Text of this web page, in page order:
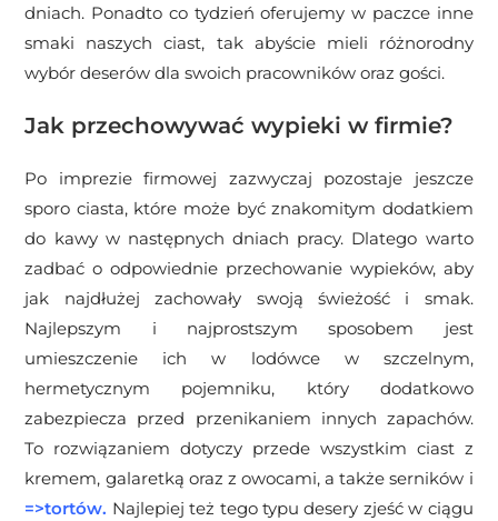
dniach. Ponadto co tydzień oferujemy w paczce inne
smaki naszych ciast, tak abyście mieli różnorodny
wybór deserów dla swoich pracowników oraz gości.
Jak przechowywać wypieki w firmie?
Po imprezie firmowej zazwyczaj pozostaje jeszcze
sporo ciasta, które może być znakomitym dodatkiem
do kawy w następnych dniach pracy. Dlatego warto
zadbać o odpowiednie przechowanie wypieków, aby
jak najdłużej zachowały swoją świeżość i smak.
Najlepszym i najprostszym sposobem jest
umieszczenie ich w lodówce w szczelnym,
hermetycznym pojemniku, który dodatkowo
zabezpiecza przed przenikaniem innych zapachów.
To rozwiązaniem dotyczy przede wszystkim ciast z
kremem, galaretką oraz z owocami, a także serników i
=>tortów. Najlepiej też tego typu desery zjeść w ciągu